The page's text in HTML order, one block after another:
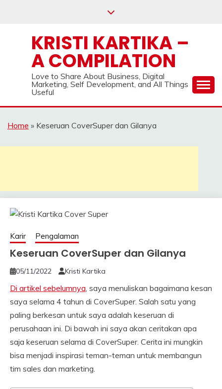
KRISTI KARTIKA –
A COMPILATION
Love to Share About Business, Digital
Marketing, Self Development, and All Things
Useful
Home » Keseruan CoverSuper dan Gilanya
Karir Pengalaman
Keseruan CoverSuper dan Gilanya
05/11/2022 Kristi Kartika
Di artikel sebelumnya, saya menuliskan bagaimana kesan
saya selama 4 tahun di CoverSuper. Salah satu yang
paling berkesan untuk saya adalah keseruan di
perusahaan ini. Di bawah ini saya akan ceritakan apa
saja keseruan selama di CoverSuper. Cerita ini mungkin
bisa menjadi inspirasi teman-teman untuk membangun
tim sales dan marketing.